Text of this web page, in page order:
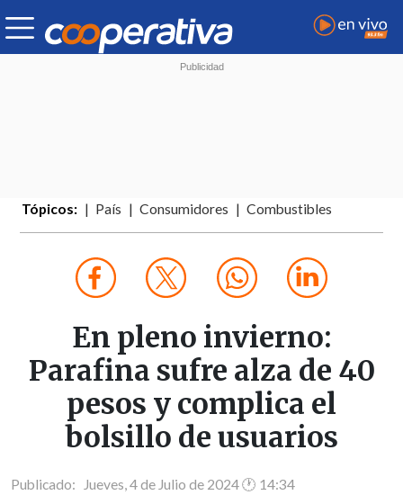
Tópicos: País Consumidores Combustibles
En pleno invierno:
Parafina sufre alza de 40
pesos y complica el
bolsillo de usuarios
Publicado: Jueves, 4 de Julio de 2024 🕐 14:34